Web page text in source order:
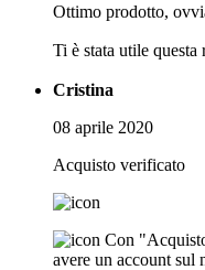
Ottimo prodotto,
Ti è stata utile questa
Cristina
08 aprile 2020
Acquisto verificato
Con
avere un account sul